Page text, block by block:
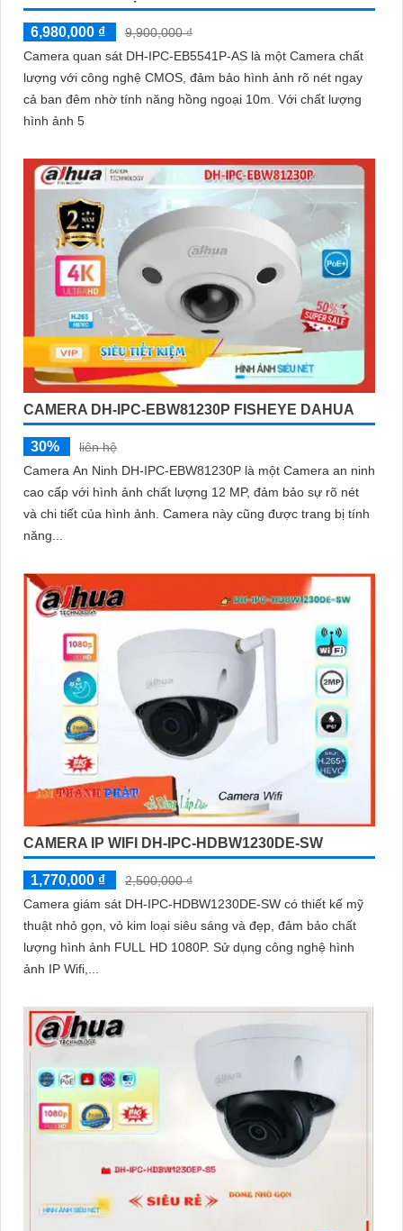
6,980,000 ₫
9,900,000 ₫
Camera quan sát DH-IPC-EB5541P-AS là một Camera chất
lượng với công nghệ CMOS, đảm bảo hình ảnh rõ nét ngay
cả ban đêm nhờ tính năng hồng ngoại 10m. Với chất lượng
hình ảnh 5
CAMERA DH-IPC-EBW81230P FISHEYE DAHUA
30%
liên hệ
Camera An Ninh DH-IPC-EBW81230P là một Camera an ninh
cao cấp với hình ảnh chất lượng 12 MP, đảm bảo sự rõ nét
và chi tiết của hình ảnh. Camera này cũng được trang bị tính
năng...
CAMERA IP WIFI DH-IPC-HDBW1230DE-SW
1,770,000 ₫
2,500,000 ₫
Camera giám sát DH-IPC-HDBW1230DE-SW có thiết kế mỹ
thuật nhỏ gọn, vỏ kim loại siêu sáng và đẹp, đảm bảo chất
lượng hình ảnh FULL HD 1080P. Sử dụng công nghệ hình
ảnh IP Wifi,...